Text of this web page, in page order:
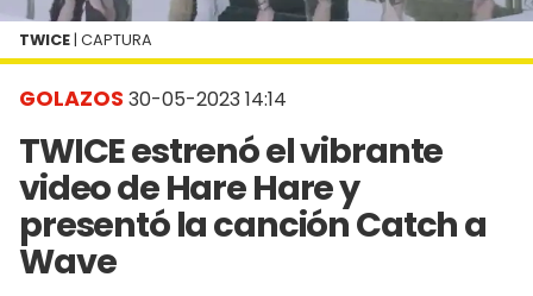
GOLAZOS 30-05-2023 14:14
TWICE estrenó el vibrante
video de Hare Hare y
presentó la canción Catch a
Wave
TWICE | CAPTURA